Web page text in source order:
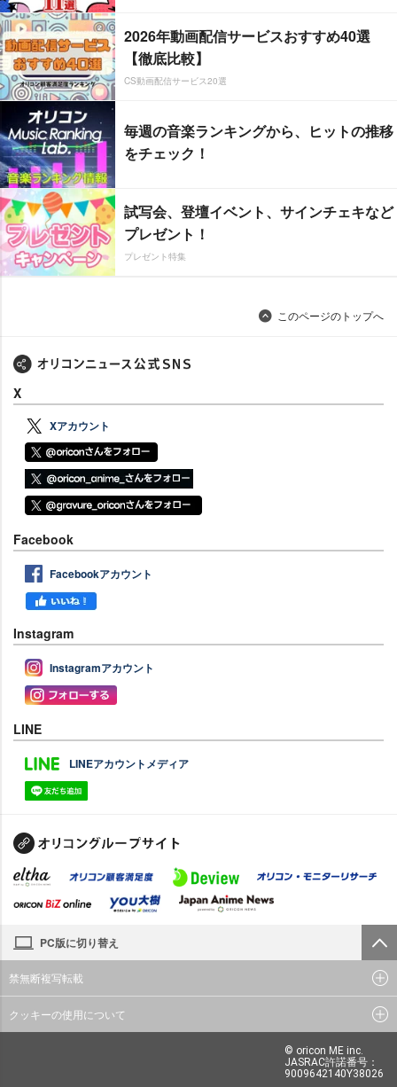
2026年動画配信サービスおすすめ40選
【徹底比較】
CS動画配信サービス20選
毎週の音楽ランキングから、ヒットの推移
をチェック！
試写会、登壇イベント、サインチェキなど
プレゼント！
プレゼント特集
このページのトップへ
X
Xアカウント
Facebook
Facebookアカウント
Instagram
Instagramアカウント
LINE
LINEアカウントメディア
PC版に切り替え
禁無断複写転載
クッキーの使用について
© oricon ME inc.
JASRAC許諾番号：
9009642140Y38026